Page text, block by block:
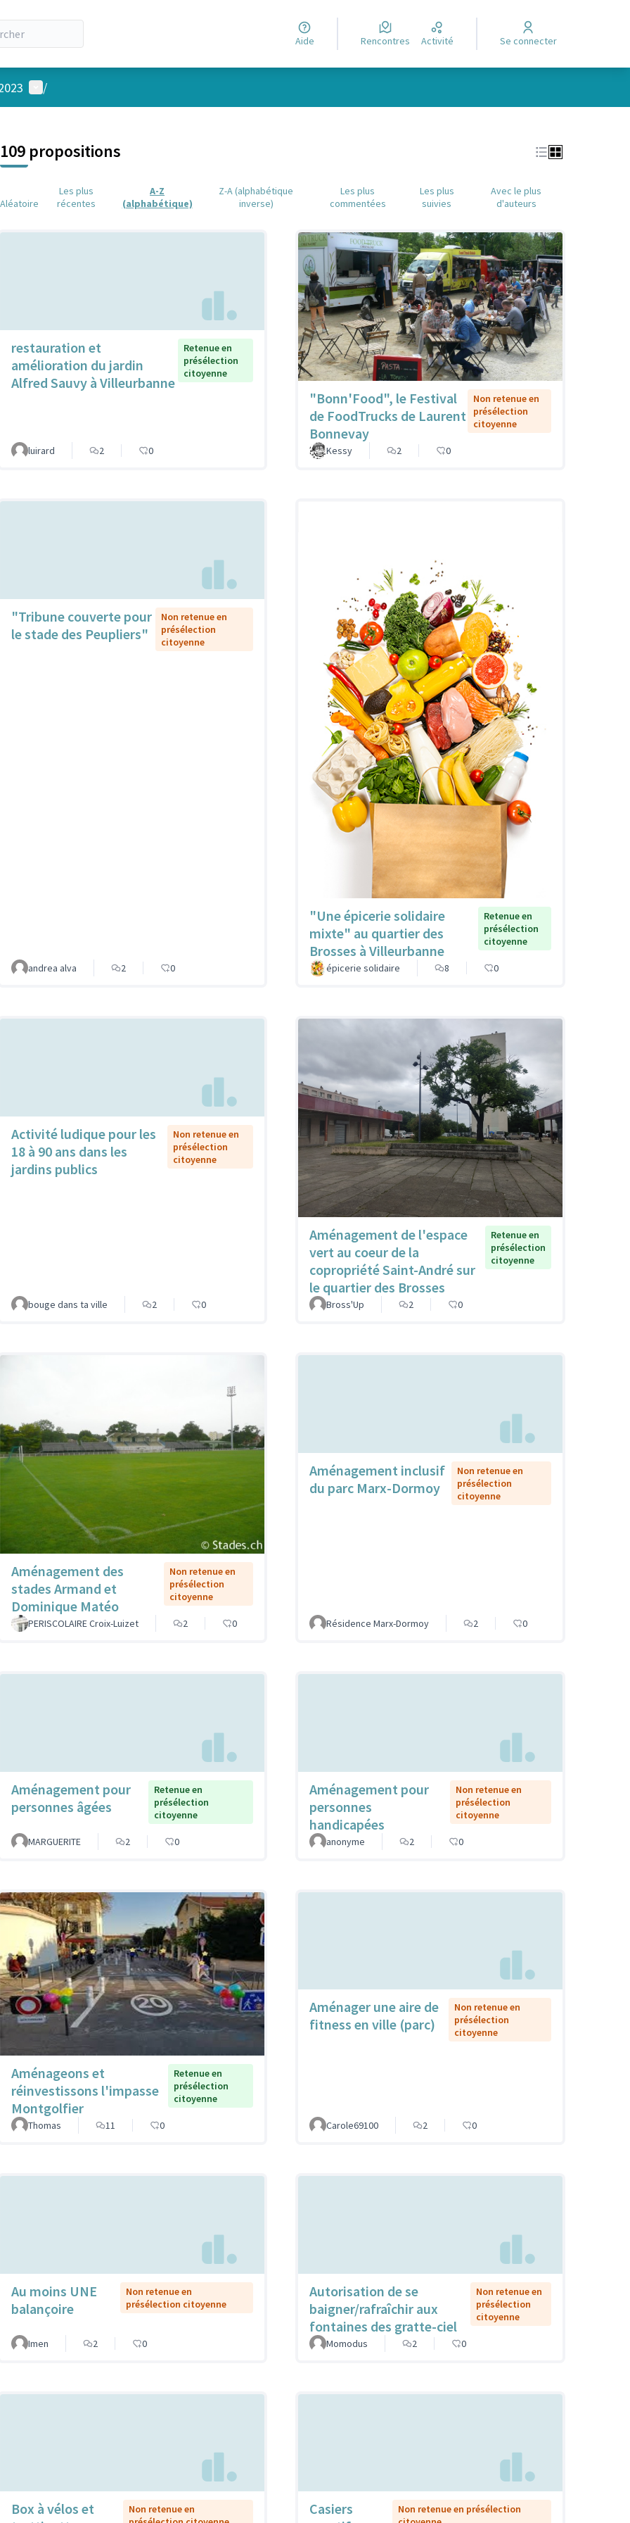
Aide Rencontres Activité Se connecter
Menu utilisateur
/
109 propositions
Aléatoire
Les plus
récentes
A-Z
(alphabétique)
Z-A (alphabétique
inverse)
Les plus
commentées
Les plus
suivies
Avec le plus
d'auteurs
restauration et
amélioration du jardin
Alfred Sauvy à Villeurbanne
Retenue en
présélection
citoyenne
luirard 2 0
"Bonn'Food", le Festival
de FoodTrucks de Laurent
Bonnevay
Non retenue en
présélection
citoyenne
Kessy 2 0
"Tribune couverte pour
le stade des Peupliers"
Non retenue en
présélection
citoyenne
andrea alva 2 0
"Une épicerie solidaire
mixte" au quartier des
Brosses à Villeurbanne
Retenue en
présélection
citoyenne
épicerie solidaire 8 0
Activité ludique pour les
18 à 90 ans dans les
jardins publics
Non retenue en
présélection
citoyenne
bouge dans ta ville 2 0
Aménagement de l'espace
vert au coeur de la
copropriété Saint-André sur
le quartier des Brosses
Retenue en
présélection
citoyenne
Bross'Up 2 0
Aménagement des
stades Armand et
Dominique Matéo
Non retenue en
présélection
citoyenne
PERISCOLAIRE Croix-Luizet 2 0
Aménagement inclusif
du parc Marx-Dormoy
Non retenue en
présélection
citoyenne
Résidence Marx-Dormoy 2 0
Aménagement pour
personnes âgées
Retenue en
présélection
citoyenne
MARGUERITE 2 0
Aménagement pour
personnes
handicapées
Non retenue en
présélection
citoyenne
anonyme 2 0
Aménageons et
réinvestissons l'impasse
Montgolfier
Retenue en
présélection
citoyenne
Thomas 11 0
Aménager une aire de
fitness en ville (parc)
Non retenue en
présélection
citoyenne
Carole69100 2 0
Au moins UNE
balançoire
Non retenue en
présélection citoyenne
Imen 2 0
Autorisation de se
baigner/rafraîchir aux
fontaines des gratte-ciel
Non retenue en
présélection
citoyenne
Momodus 2 0
Box à vélos et
Non retenue en
Casiers
Non retenue en présélection